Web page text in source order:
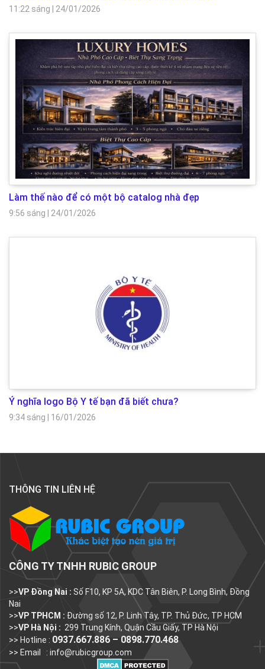
11:22 sáng 24/01/2026
Làm thế nào để có một bộ catalog nhà đẹp
9:56 sáng 24/01/2026
Ý nghĩa logo Bộ Y tế bạn đã biết chưa?
9:34 sáng 16/01/2026
THÔNG TIN LIÊN HỆ
CÔNG TY TNHH RUBIC GROUP
>>VP Đồng Nai : Số F10, KP 5A, KDC Tân Biên, P. Long Bình, Đồng
Nai
>>VP TPHCM : Đường số 12, P. Linh Tây, TP. Thủ Đức, TP HCM
>>VP Hà Nội : 299 Trung Kính, Quận Cầu Giấy, TP Hà Nội
>> Hotline : 0937.667.886 – 0898.770.468
>> Email : info@rubicgroup.com